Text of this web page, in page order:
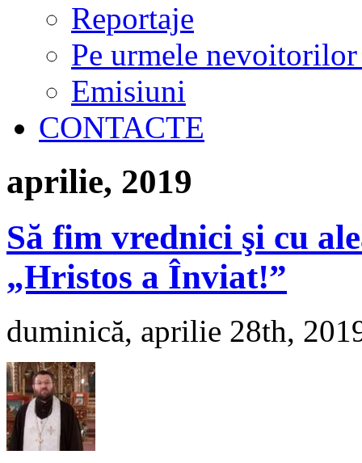
Reportaje
Pe urmele nevoitorilor
Emisiuni
CONTACTE
aprilie, 2019
Să fim vrednici şi cu
„Hristos a Înviat!”
duminică, aprilie 28th,